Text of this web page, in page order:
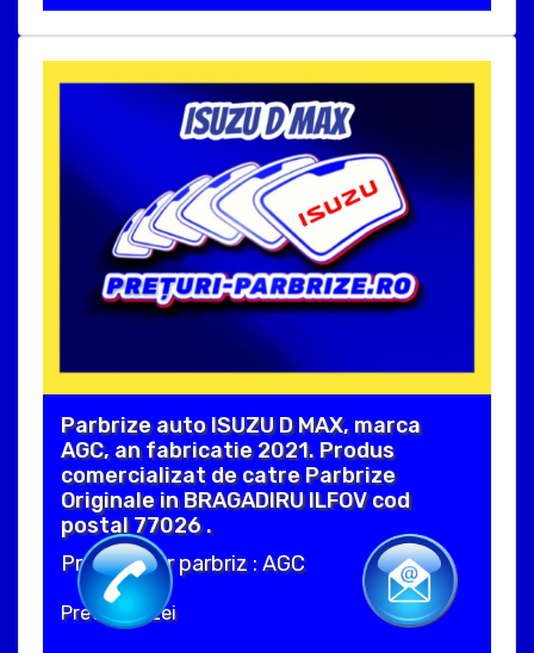
Parbrize auto ISUZU D MAX, marca
AGC, an fabricatie 2021. Produs
comercializat de catre Parbrize
Originale in BRAGADIRU ILFOV cod
postal 77026 .
Producator parbriz : AGC
Pret : 410 Lei